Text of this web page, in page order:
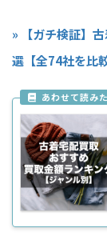
» 【ガチ検証】
選【全74社を比較